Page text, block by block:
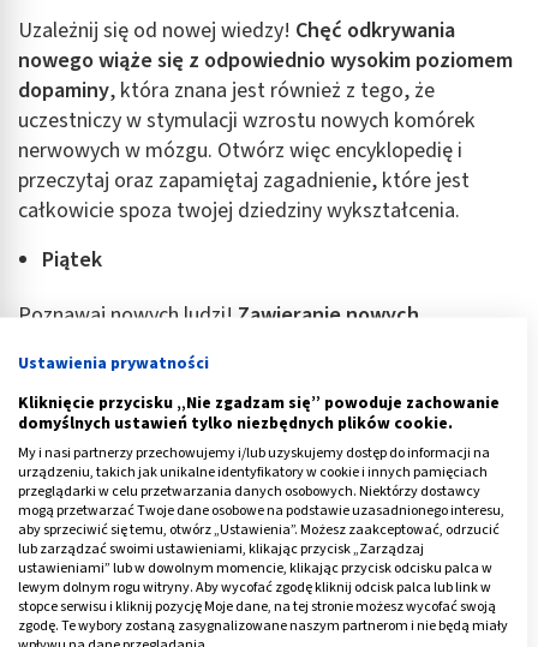
Uzależnij się od nowej wiedzy! Chęć odkrywania
nowego wiąże się z odpowiednio wysokim poziomem
dopaminy, która znana jest również z tego, że
uczestniczy w stymulacji wzrostu nowych komórek
nerwowych w mózgu. Otwórz więc encyklopedię i
przeczytaj oraz zapamiętaj zagadnienie, które jest
całkowicie spoza twojej dziedziny wykształcenia.
Piątek
Poznawaj nowych ludzi! Zawieranie nowych
poznawczej. Przewidywalności i rutyna zabijają
twórczy potencjał, dlatego im więcej w naszym dniu
nowych sytuacji i kontaktów z różnymi osobami, tym
lepiej dla naszego mózgu. Nawiąż więc dziś rozmowę z
osobą, której nie znasz.
Sobota
Zacznij wykonywać ćwiczenia fizyczne,ale tylko
takie, których do tej pory nigdy nie robiłeś. Jeśli nigdy
Ustawienia prywatności
Kliknięcie przycisku „Nie zgadzam się” powoduje zachowanie
domyślnych ustawień tylko niezbędnych plików cookie.
My i nasi partnerzy przechowujemy i/lub uzyskujemy dostęp do informacji na
urządzeniu, takich jak unikalne identyfikatory w cookie i innych pamięciach
przeglądarki w celu przetwarzania danych osobowych. Niektórzy dostawcy
mogą przetwarzać Twoje dane osobowe na podstawie uzasadnionego interesu,
aby sprzeciwić się temu, otwórz „Ustawienia”. Możesz zaakceptować, odrzucić
lub zarządzać swoimi ustawieniami, klikając przycisk „Zarządzaj
ustawieniami” lub w dowolnym momencie, klikając przycisk odcisku palca w
lewym dolnym rogu witryny. Aby wycofać zgodę kliknij odcisk palca lub link w
stopce serwisu i kliknij pozycję Moje dane, na tej stronie możesz wycofać swoją
zgodę. Te wybory zostaną zasygnalizowane naszym partnerom i nie będą miały